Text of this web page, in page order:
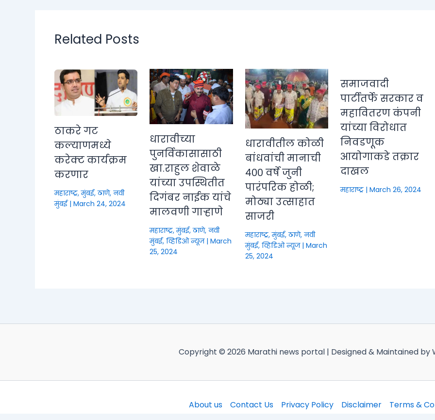
Related Posts
ठाकरे गट
कल्याणमध्ये
करेक्ट कार्यक्रम
करणार
महाराष्ट्र,मुंबई, ठाणे, नवी
मुंबई| March 24, 2024
धारावीच्या
पुनर्विकासासाठी
खा.राहुल शेवाळे
यांच्या उपस्थितीत
दिगंबर नाईक यांचे
मालवणी गाऱ्हाणे
महाराष्ट्र,मुंबई, ठाणे, नवी
मुंबई,व्हिडिओ न्यूज|March
25, 2024
धारावीतील कोळी
बांधवांची मानाची
४०० वर्षे जुनी
पारंपरिक होळी;
मोठ्या उत्साहात
साजरी
महाराष्ट्र,मुंबई, ठाणे, नवी
मुंबई, व्हिडिओ न्यूज| March
25, 2024
समाजवादी
पार्टीतर्फे सरकार व
महावितरण कंपनी
यांच्या विरोधात
निवडणूक
आयोगाकडे तक्रार
दाखल
महाराष्ट्र| March 26, 2024
Copyright © 2026 Marathi news portal | Designed & Maintained by
About us Contact Us Privacy Policy Disclaimer Terms &